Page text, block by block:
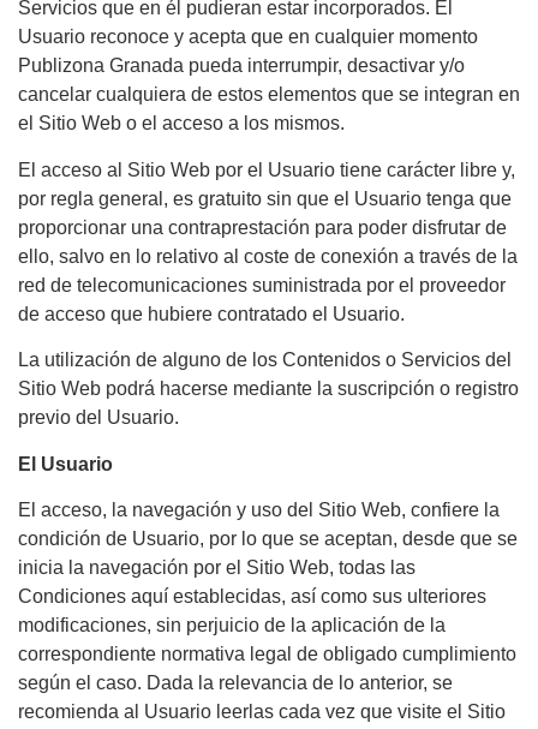
Servicios que en él pudieran estar incorporados. El
Usuario reconoce y acepta que en cualquier momento
Publizona Granada pueda interrumpir, desactivar y/o
cancelar cualquiera de estos elementos que se integran en
el Sitio Web o el acceso a los mismos.
El acceso al Sitio Web por el Usuario tiene carácter libre y,
por regla general, es gratuito sin que el Usuario tenga que
proporcionar una contraprestación para poder disfrutar de
ello, salvo en lo relativo al coste de conexión a través de la
red de telecomunicaciones suministrada por el proveedor
de acceso que hubiere contratado el Usuario.
La utilización de alguno de los Contenidos o Servicios del
Sitio Web podrá hacerse mediante la suscripción o registro
previo del Usuario.
El Usuario
El acceso, la navegación y uso del Sitio Web, confiere la
condición de Usuario, por lo que se aceptan, desde que se
inicia la navegación por el Sitio Web, todas las
Condiciones aquí establecidas, así como sus ulteriores
modificaciones, sin perjuicio de la aplicación de la
correspondiente normativa legal de obligado cumplimiento
según el caso. Dada la relevancia de lo anterior, se
recomienda al Usuario leerlas cada vez que visite el Sitio